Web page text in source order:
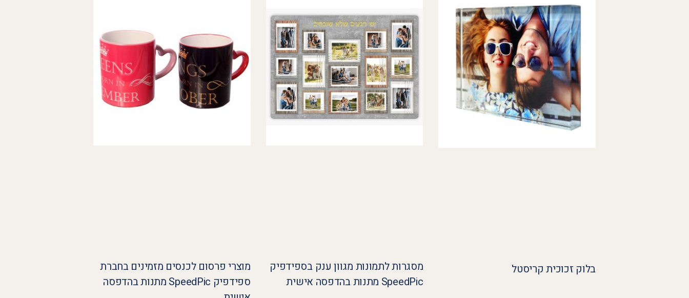
בלוק זכוכית קריסטל
מסגרות לתמונות מגוון ענק בספידפיק
SpeedPic מתנות בהדפסה אישית
מוצרי פרסום לכנסים מזמינים בחברת
ספידפיק SpeedPic מתנות בהדפסה